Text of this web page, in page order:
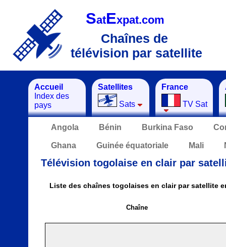
SatExpat.com
Chaînes de
télévision par satellite
Accueil
Index des
pays
Satellites
Sats
France
TV Sat
Angola Bénin Burkina Faso
Ghana Guinée équatoriale Mali
Télévision togolaise en clair par
Liste des chaînes togolaises en clair par satellite
Chaîne